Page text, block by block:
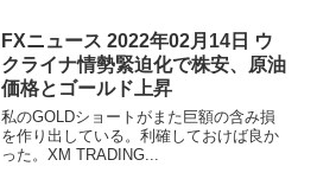
FXニュース 2022年02月14日 ウ
クライナ情勢緊迫化で株安、原油
価格とゴールド上昇
私のGOLDショートがまた巨額の含み損
を作り出している。利確しておけば良か
った。XM TRADING...